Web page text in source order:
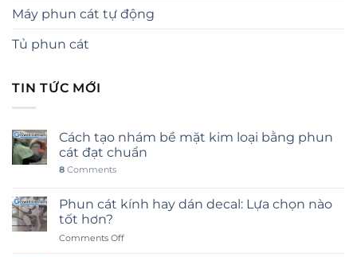
Máy phun cát tự động
Tủ phun cát
TIN TỨC MỚI
Cách tạo nhám bề mặt kim loại bằng phun
cát đạt chuẩn
8 Comments
Phun cát kính hay dán decal: Lựa chọn nào
tốt hơn?
Comments Offon